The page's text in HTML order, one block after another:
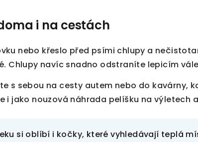
i na cestách
nebo křeslo před psími chlupy a
Chlupy navíc snadno odstraníte lepicím
s sebou na cesty autem nebo do kavárny,
i jako nouzová náhrada pelíšku na výletech
si oblíbí i kočky, které vyhledávají teplá